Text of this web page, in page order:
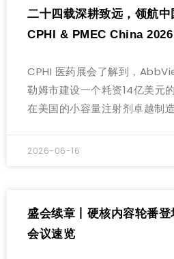
二十四载深耕致远，领航中
CPHI & PMEC China 2026
CPHI 医药展会了解到，
勒姆市建设一个耗资14亿美元
在美国的小容量注射剂卓越制造
2026-06-16
盛会续章丨硬核内容轮番
会议速览